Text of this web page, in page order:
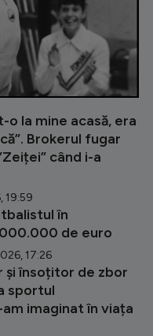
o la mine acasă, era
Brokerul fugar
când i-a
19:59
în
de euro
17:26
însoțitor de zbor
sportul
imaginat în viața